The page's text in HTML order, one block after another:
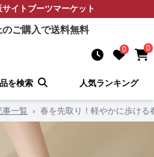
イトブーツマーケット
のご購入で送料無料
0 0
を検索 人気ランキング
事一覧 › 春を先取り！軽やかに歩ける